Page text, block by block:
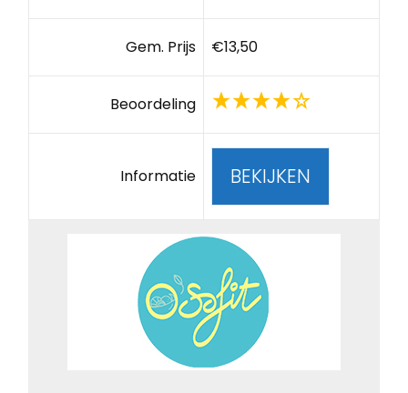
Gem. Prijs €13,50
Beoordeling
Informatie BEKIJKEN